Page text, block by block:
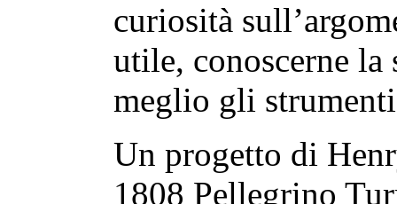
curiosità
utile, conoscerne la
meglio gli
Un progetto di
1808 Pellegrino